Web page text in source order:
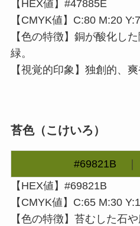
【HEX値】#47885E
【CMYK値】C:80 M:20
【色の特徴】銅が酸化し
緑。
【視覚的印象】独創的、
苔色（こけいろ）
#69821B
【HEX値】#69821B
【CMYK値】C:65 M:30
【色の特徴】苔むした石